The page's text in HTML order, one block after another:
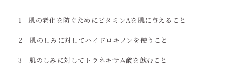
1 肌の老化を防ぐためにビタミンAを肌に与えること
2 肌のしみに対してハイドロキノンを使うこと
3 肌のしみに対してトラネキサム酸を飲むこと